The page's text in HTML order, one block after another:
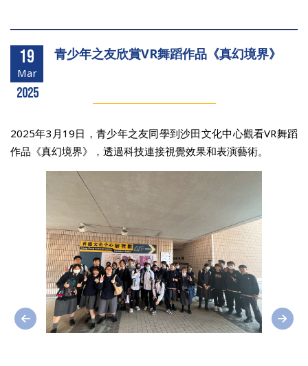
19
Mar
2025
青少年之友欣賞VR舞蹈作品《真幻境界》
2025年3月19日，青少年之友同學到沙田文化中心觀看VR舞蹈
作品《真幻境界》，透過科技連接視覺效果和表演藝術。